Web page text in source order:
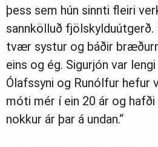
þess sem hún sinnti fleiri
sannkölluð
tvær systur og báðir
eins og ég. Sigurjón var
Ólafssyni og Runólfur hefur
móti mér í ein 20 ár og
nokkur ár þar á undan.“